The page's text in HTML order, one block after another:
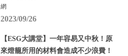
網
2023/09/26
【ESG大講堂】一年容易又中秋！原
來燈籠所用的材料會造成不少浪費！